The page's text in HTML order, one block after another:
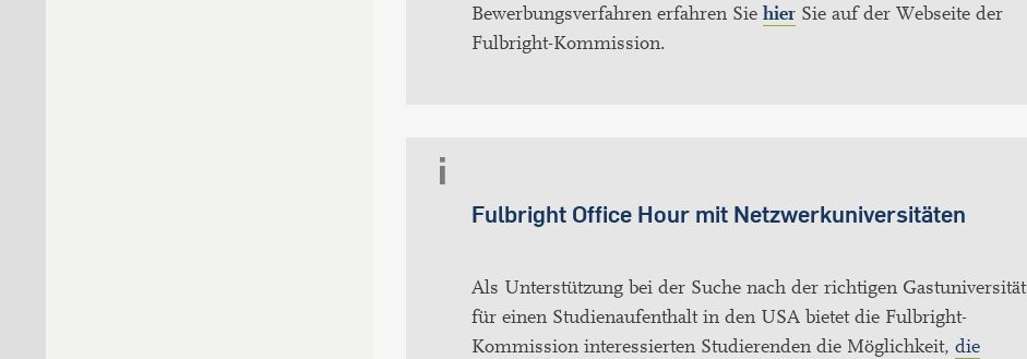
Bewerbungsverfahren erfahren Sie hier Sie auf der Webseite der
Fulbright-Kommission.
Fulbright Office Hour mit Netzwerkuniversitäten
Als Unterstützung bei der Suche nach der richtigen Gastuniversität
für einen Studienaufenthalt in den USA bietet die Fulbright-
Kommission interessierten Studierenden die Möglichkeit, die